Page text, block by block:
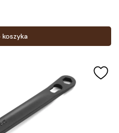
koszyka